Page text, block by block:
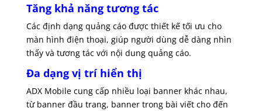
Tăng khả năng tương tác
Các định dạng quảng cáo được thiết kế tối ưu cho
màn hình điện thoại, giúp người dùng dễ dàng nhìn
thấy và tương tác với nội dung quảng cáo.
Đa dạng vị trí hiển thị
ADX Mobile cung cấp nhiều loại banner khác nhau,
từ banner đầu trang, banner trong bài viết cho đến